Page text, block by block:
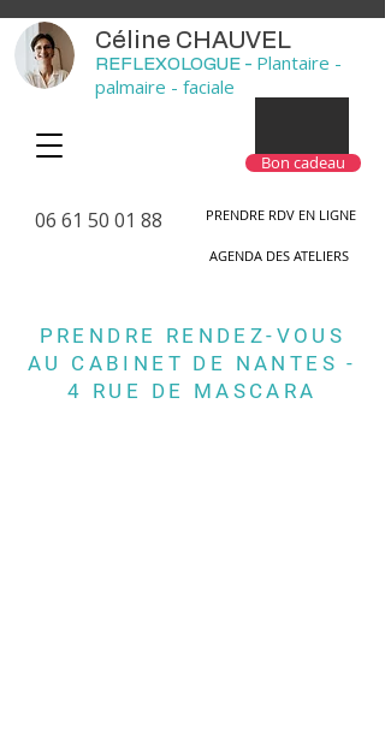
Céline CHAUVEL
REFLEXOLOGUE - Plantaire -
palmaire - faciale
PRENDRE RDV EN LIGNE
Bon cadeau
06 61 50 01 88
AGENDA DES ATELIERS
PRENDRE RENDEZ-VOUS
AU CABINET DE NANTES -
4 RUE DE MASCARA